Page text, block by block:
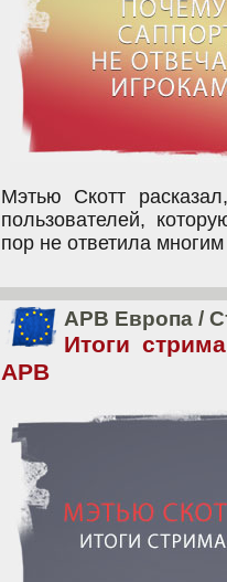
Мэтью Скотт
пользователей,
пор не ответила
APB Европа /
Итоги
APB